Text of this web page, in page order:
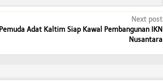
Next post
Pemuda Adat Kaltim Siap Kawal Pembangunan IKN
Nusantara